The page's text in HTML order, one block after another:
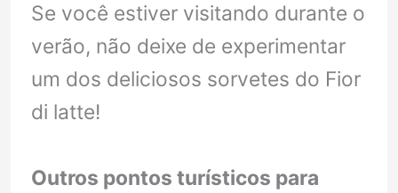
Se você estiver visitando durante o
verão, não deixe de experimentar
um dos deliciosos sorvetes do Fior
di latte!
Outros pontos turísticos para